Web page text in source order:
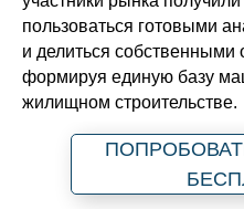
пользоваться готовыми
и делиться
формируя единую базу
жилищном строительстве.